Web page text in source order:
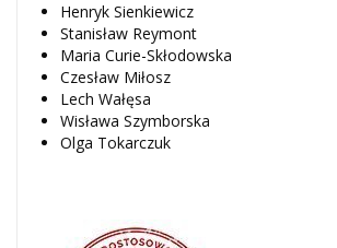
Henryk Sienkiewicz
Stanisław Reymont
Maria Curie-Skłodowska
Czesław Miłosz
Lech Wałęsa
Wisława Szymborska
Olga Tokarczuk